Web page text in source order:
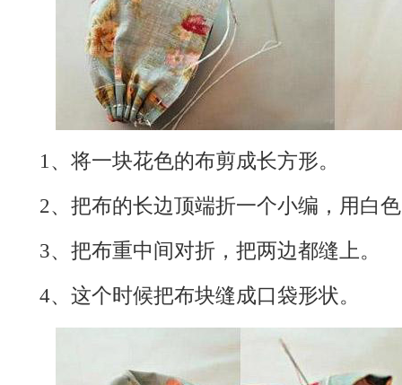
1、将一块花色的布剪成长方形。
2、把布的长边顶端折一个小编，用白
3、把布重中间对折，把两边都缝上。
4、这个时候把布块缝成口袋形状。